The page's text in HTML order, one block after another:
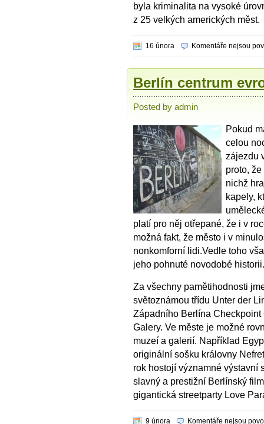
byla kriminalita na vysoké
z 25 velkých amerických měst.
16 února Komentáře nejsou
Berlín centrum
Posted by admin
Pokud
celou
zájezdu
proto,
nichž
kapely,
platí pro něj otřepané, že i v
možná fakt, že město i v
nonkomforní lidi.Vedle toho
jeho pohnuté novodobé historii.
Za všechny pamětihodnosti
světoznámou třídu Unter der
Západního Berlína
Galery. Ve měste je možné
muzeí a galerií. Například
originální sošku královny
rok hostojí významné výstavní
slavný a prestižní Berlínský
gigantická streetparty Love
9 února Komentáře nejsou